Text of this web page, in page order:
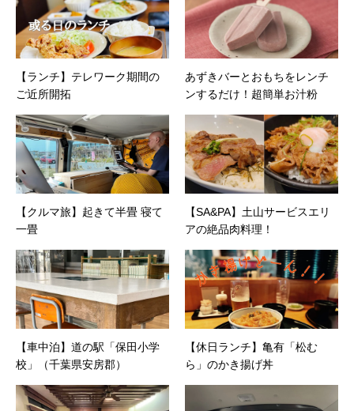
【ランチ】テレワーク期間の
ご近所開拓
あずきバーとおもちをレンチ
ンするだけ！超簡単お汁粉
【クルマ旅】起きて半畳 寝て
一畳
【SA&PA】土山サービスエリ
アの絶品肉料理！
【車中泊】道の駅「保田小学
校」（千葉県安房郡）
【休日ランチ】亀有「松む
ら」のかき揚げ丼